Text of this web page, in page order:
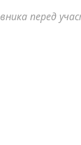
перед